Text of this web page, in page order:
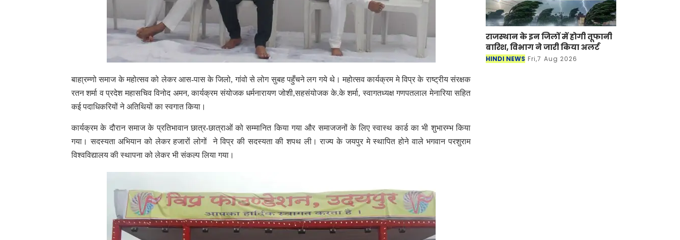
बाहा्रम्णो समाज के महोत्सव को लेकर आस-पास के जिलो, गांवो से लोग सुबह पहुँचने लग गये थे। महोत्सव कार्यक्रम मे विप्र के राष्ट्रीय संरक्षक
रतन शर्मा व प्रदेश महासचिव विनोद अमन, कार्यक्रम संयोजक धर्मनारायण जोशी,सहसंयोजक के.के शर्मा, स्वागतध्यक्ष गणपतलाल मेनारिया सहित
कई पदाधिकरियों ने अतिथियों का स्वगात किया।
कार्यक्रम के दौरान समाज के प्रतिभावान छात्र-छात्राओं को सम्मानित किया गया और समाजजनों के लिए स्वास्थ कार्ड का भी शुभारम्भ किया
गया। सदस्यता अभियान को लेकर हजारों लोगों ने विप्र की सदस्यता की शपथ ली। राज्य के जयपुर मे स्थापित होने वाले भगवान परशुराम
विश्वविद्यालय की स्थापना को लेकर भी संकल्प लिया गया।
राजस्थान के इन जिलों में होगी तूफानी
बारिश, विभाग ने जारी किया अलर्ट
HINDI NEWS Fri,7 Aug 2026